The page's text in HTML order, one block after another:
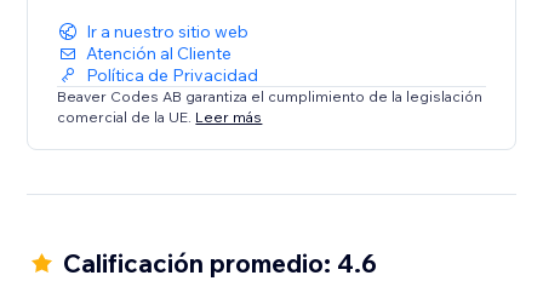
Ir a nuestro sitio web
Atención al Cliente
Política de Privacidad
Beaver Codes AB garantiza el cumplimiento de la legislación
comercial de la UE. Leer más
Calificación promedio: 4.6